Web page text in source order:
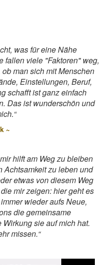
was für eine Nähe
fallen viele "Faktoren" weg,
man sich mit Menschen
Einstellungen, Beruf,
schafft ist ganz einfach
Das ist wunderschön und
~
hilft am Weg zu bleiben
Achtsamkeit zu leben und
etwas von diesem Weg
mir zeigen: hier geht es
wieder aufs Neue,
die gemeinsame
sie auf mich hat.
missen.“